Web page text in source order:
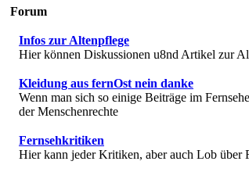
Forum
Infos zur Altenpflege
Hier können Diskussionen u8nd Artikel zur
Kleidung aus fernOst nein danke
Wenn man sich so einige Beiträge im
der Menschenrechte
Fernsehkritiken
Hier kann jeder Kritiken, aber auch Lob über